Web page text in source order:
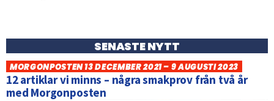
SENASTE NYTT
MORGONPOSTEN 13 DECEMBER 2021 – 9 AUGUSTI 2023
12 artiklar vi minns – några smakprov från två år
med Morgonposten